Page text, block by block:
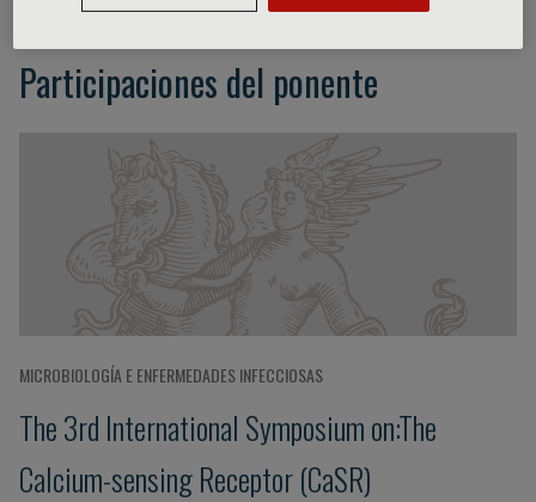
Participaciones del ponente
MICROBIOLOGÍA E ENFERMEDADES INFECCIOSAS
The 3rd International Symposium on:The
Calcium-sensing Receptor (CaSR)